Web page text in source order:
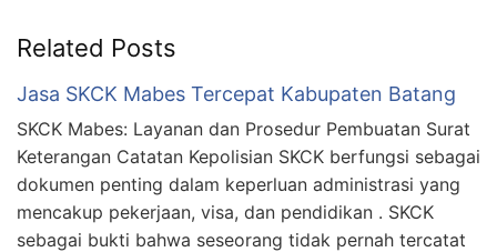
Related Posts
Jasa SKCK Mabes Tercepat Kabupaten Batang
SKCK Mabes: Layanan dan Prosedur Pembuatan Surat
Keterangan Catatan Kepolisian SKCK berfungsi sebagai
dokumen penting dalam keperluan administrasi yang
mencakup pekerjaan, visa, dan pendidikan . SKCK
sebagai bukti bahwa seseorang tidak pernah tercatat